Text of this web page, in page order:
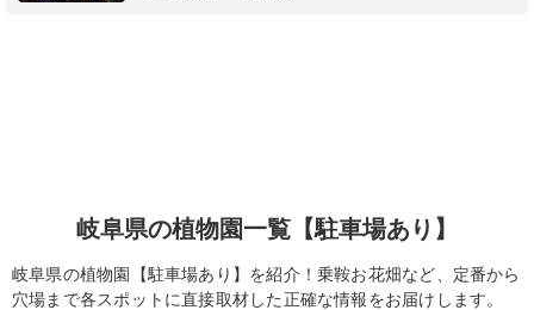
岐阜県の植物園一覧【駐車場あり】
岐阜県の植物園【駐車場あり】を紹介！乗鞍お花畑など、定番から
穴場まで各スポットに直接取材した正確な情報をお届けします。